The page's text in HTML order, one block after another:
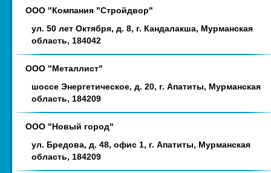
ООО "Компания "Стройдвор"
ул. 50 лет Октября, д. 8, г. Кандалакша, Мурманская
область, 184042
ООО "Металлист"
шоссе Энергетическое, д. 20, г. Апатиты, Мурманская
область, 184209
ООО "Новый город"
ул. Бредова, д. 48, офис 1, г. Апатиты, Мурманская
область, 184209